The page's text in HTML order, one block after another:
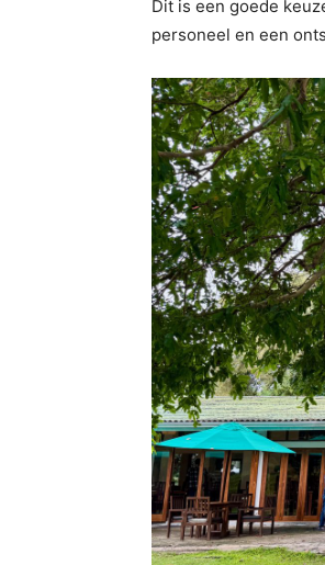
Dit is een goede
personeel en een